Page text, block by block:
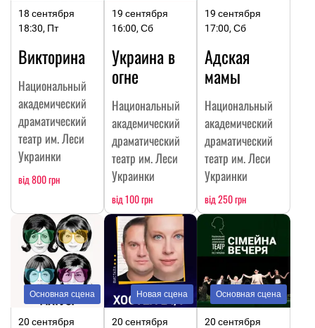
18 сентября
18:30, Пт
Викторина
Национальный
академический
драматический
театр им. Леси
Украинки
від 800 грн
19 сентября
16:00, Сб
Украина в
огне
Национальный
академический
драматический
театр им. Леси
Украинки
від 100 грн
19 сентября
17:00, Сб
Адская
мамы
Национальный
академический
драматический
театр им. Леси
Украинки
від 250 грн
Основная сцена
20 сентября
Новая сцена
20 сентября
Основная сцена
20 сентября